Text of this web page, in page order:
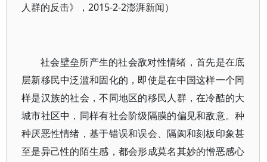
人群的反击》，2015-2-2澎湃新闻）
社会壁垒所产生的社会敌对性情绪，首先是在底
层新移民中泛滥和固化的，即使是在中国这样一个同
样是汉族的社会，不同地区的移民人群，在冷酷的大
城市社区中，同样有社会阶级隔膜的偏见和敌意。种
种厌恶性情绪，基于错误和误会、隔阂和刻板印象甚
至是异己性的陌生感，都会形成莫名其妙的憎恶感心